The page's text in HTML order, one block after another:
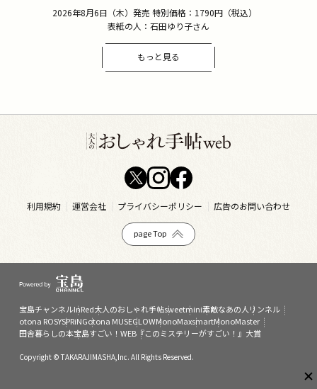
2026年8月6日（木）発売 特別価格：1790円（税込）
表紙の人：石田ゆり子さん
もっと見る
利用規約 運営会社 プライバシーポリシー 広告のお問い合わせ
page Top
宝島チャンネルInRed大人のおしゃれ手帖sweetmini素敵なあの人 リンネル
otona ROSYSPRiNGotona MUSEGLOWMonoMaxsmartMonoMaster
田舎暮らしの本宝島すごい！WEB『このミステリーがすごい！』大賞
Copyright © TAKARAJIMASHA,Inc. All Rights Reserved.